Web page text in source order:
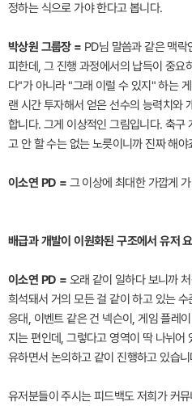
정하는 식으로 가야 한다고 봅니다.
박상원 그룹장 = PD님 말씀과 같은 맥
피한데, 그 진행 과정에서의 납득이 중
다"가 아니라 "그래 이럴 수 있지" 하는
랜 시간 투자해서 얻은 선수의 능력치와
합니다. 그게 이상적인 그림입니다. 축구
고 안 할 수는 없는 노릇이니까 진짜 해야
이소연 PD = 그 이상에 최대한 가깝게
배급과 개발이 이원화된 구조에서 유저
이소연 PD = 오래 같이 일하다 보니까
희석돼서 거의 모든 걸 같이 하고 있는
응대, 이벤트 같은 건 넥슨이, 게임 플레
지는 편인데, 그렇다고 영역이 딱 나뉘어
유하면서 논의하고 같이 진행하고 있습
유저분들이 주시는 피드백도 저희가 커